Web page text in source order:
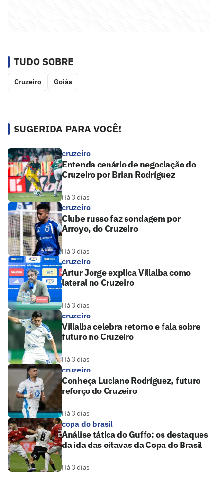
TUDO SOBRE
Cruzeiro Goiás
SUGERIDA PARA VOCÊ!
cruzeiro
Entenda cenário de negociação do
Cruzeiro por Brian Rodríguez
Há 3 dias
cruzeiro
Clube russo faz sondagem por
Arroyo, do Cruzeiro
Há 3 dias
cruzeiro
Artur Jorge explica Villalba como
lateral no Cruzeiro
Há 3 dias
cruzeiro
Villalba celebra retorno e fala sobre
futuro no Cruzeiro
Há 3 dias
cruzeiro
Conheça Luciano Rodríguez, futuro
reforço do Cruzeiro
Há 3 dias
copa do brasil
Análise tática do Guffo: os destaques
da ida das oitavas da Copa do Brasil
Há 3 dias